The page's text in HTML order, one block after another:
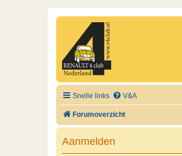
Snelle links V&A
Forumoverzicht
Aanmelden